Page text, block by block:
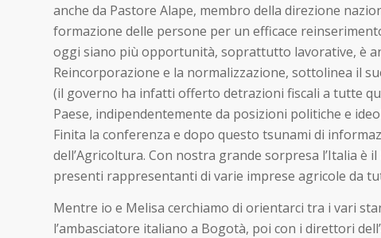
anche da Pastore Alape, membro della direzione
formazione delle persone per un efficace
oggi siano più opportunità, soprattutto lavorative, è
Reincorporazione e la normalizzazione, sottolinea il
(il governo ha infatti offerto detrazioni fiscali a tutte
Paese, indipendentemente da posizioni politiche e
Finita la conferenza e dopo questo tsunami di
dell’Agricoltura. Con nostra grande sorpresa l’Italia è
presenti rappresentanti di varie imprese agricole da
Mentre io e Melisa cerchiamo di orientarci tra i vari
l’ambasciatore italiano a Bogotà, poi con i direttori